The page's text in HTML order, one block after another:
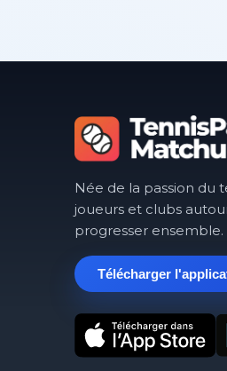
Née de la passion du
joueurs et clubs
progresser ensemble.
Télécharger